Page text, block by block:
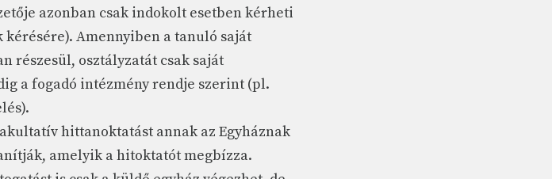
azonban csak indokolt esetben kérheti
Amennyiben a tanuló saját
részesül, osztályzatát csak saját
a fogadó intézmény rendje szerint (pl.
hittanoktatást annak az Egyháznak
amelyik a hitoktatót megbízza.